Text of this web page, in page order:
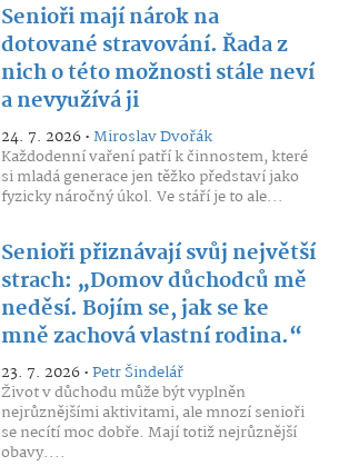
Senioři mají nárok na
dotované stravování. Řada z
nich o této možnosti stále neví
a nevyužívá ji
24. 7. 2026 •Miroslav Dvořák
Každodenní vaření patří k činnostem, které
si mladá generace jen těžko představí jako
fyzicky náročný úkol. Ve stáří je to ale...
Senioři přiznávají svůj největší
strach: „Domov důchodců mě
neděsí. Bojím se, jak se ke
mně zachová vlastní rodina.“
23. 7. 2026 •Petr Šindelář
Život v důchodu může být vyplněn
nejrůznějšími aktivitami, ale mnozí senioři
se necítí moc dobře. Mají totiž nejrůznější
obavy....